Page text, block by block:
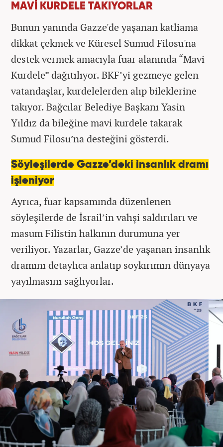
MAVİ KURDELE TAKIYORLAR
Bunun yanında Gazze'de yaşanan katliama
dikkat çekmek ve Küresel Sumud Filosu'na
destek vermek amacıyla fuar alanında “Mavi
Kurdele” dağıtılıyor. BKF’yi gezmeye gelen
vatandaşlar, kurdelelerden alıp bileklerine
takıyor. Bağcılar Belediye Başkanı Yasin
Yıldız da bileğine mavi kurdele takarak
Sumud Filosu’na desteğini gösterdi.
Söyleşilerde Gazze’deki insanlık dramı
işleniyor
Ayrıca, fuar kapsamında düzenlenen
söyleşilerde de İsrail’in vahşi saldırıları ve
masum Filistin halkının durumuna yer
veriliyor. Yazarlar, Gazze’de yaşanan insanlık
dramını detaylıca anlatıp soykırımın dünyaya
yayılmasını sağlıyorlar.